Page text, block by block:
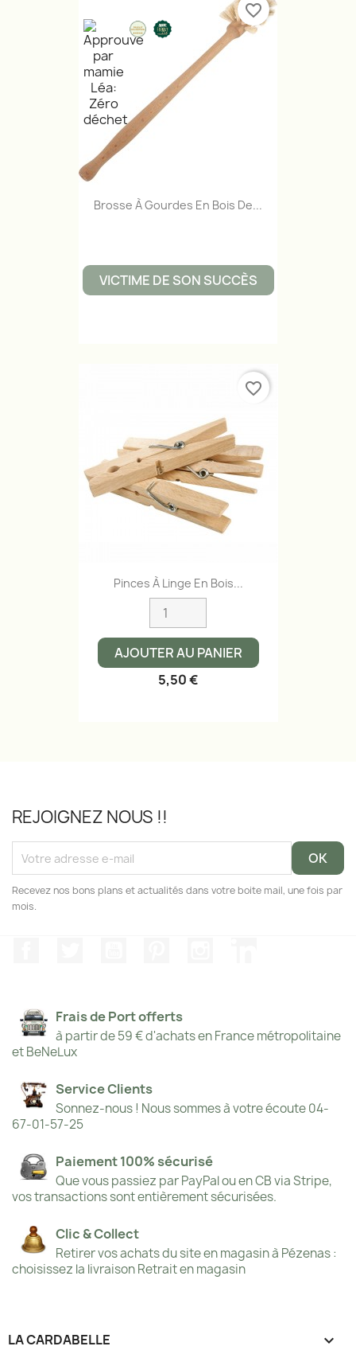
Brosse À Gourdes En Bois De...
VICTIME DE SON SUCCÈS
favorite_border
Pinces À Linge En Bois...
AJOUTER AU PANIER
5,50 €
favorite_border
REJOIGNEZ NOUS !!
Recevez nos bons plans et actualités dans votre boite mail, une fois par
mois.
Frais de Port offerts
à partir de 59 € d'achats en France métropolitaine
et BeNeLux
Service Clients
Sonnez-nous ! Nous sommes à votre écoute 04-
67-01-57-25
Paiement 100% sécurisé
Que vous passiez par PayPal ou en CB via Stripe,
vos transactions sont entièrement sécurisées.
Clic & Collect
Retirer vos achats du site en magasin à Pézenas :
choisissez la livraison Retrait en magasin
LA CARDABELLE 